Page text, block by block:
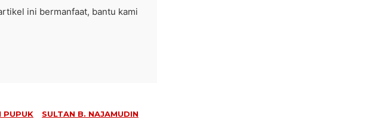
ini bermanfaat, bantu kami
PUPUK SULTAN B. NAJAMUDIN